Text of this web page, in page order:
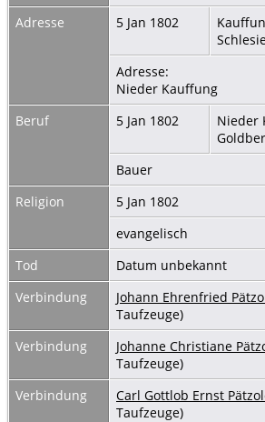
Adresse
5 Jan 1802
Adresse:
Nieder Kauffung
Beruf
5 Jan 1802
Nieder
Bauer
Religion
5 Jan 1802
evangelisch
Tod
Datum unbekannt
Verbindung
Johann Ehrenfried
Taufzeuge)
Verbindung
Johanne Christiane
Taufzeuge)
Verbindung
Carl Gottlob Ernst
Taufzeuge)